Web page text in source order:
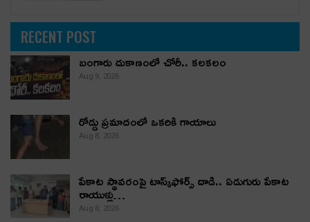
RECENT POST
బంగారు దుకాణంలో చోరీ.. కలకలం
Aug 9, 2026
రోడ్డు ప్రమాదంలో ఒకరికి గాయాలు
Aug 8, 2026
పేకాట స్థావరంపై టాస్క్‌ఫోర్స్ దాడి.. ఏడుగురు పేకాట
రాయుళ్లు…
Aug 8, 2026